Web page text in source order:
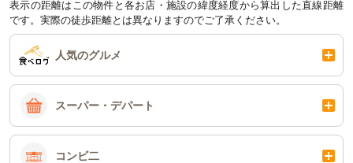
表示の距離はこの物件と各お店・施設の緯度経度から算出した直線距離
です。実際の徒歩距離とは異なりますのでご了承ください。
人気のグルメ
スーパー・デパート
コンビ二